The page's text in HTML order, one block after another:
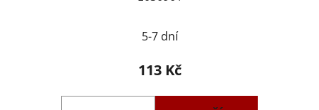
5-7 dní
113 Kč